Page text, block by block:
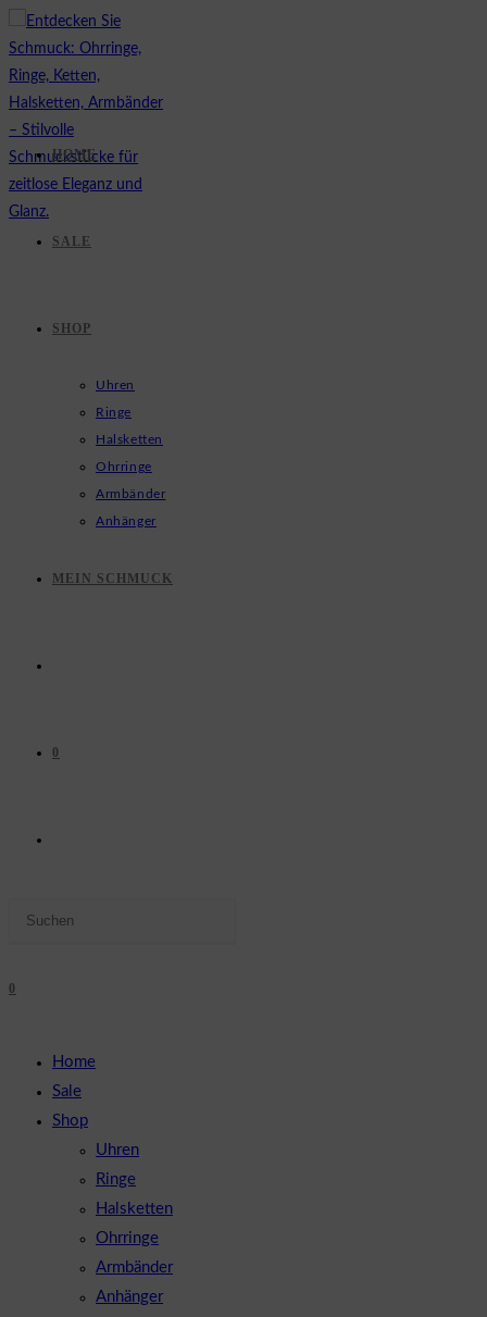
Zum
Inhalt
springen
HOME
SALE
SHOP
Uhren
Ringe
Halsketten
Ohrringe
Armbänder
Anhänger
MEIN SCHMUCK
0
SUCHE
0
Home
Sale
Shop
Uhren
Ringe
Halsketten
Ohrringe
Armbänder
Anhänger